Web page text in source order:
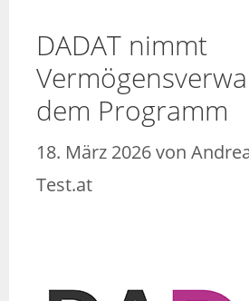
DADAT nimmt
dem Programm
18. März 2026von
Test.at